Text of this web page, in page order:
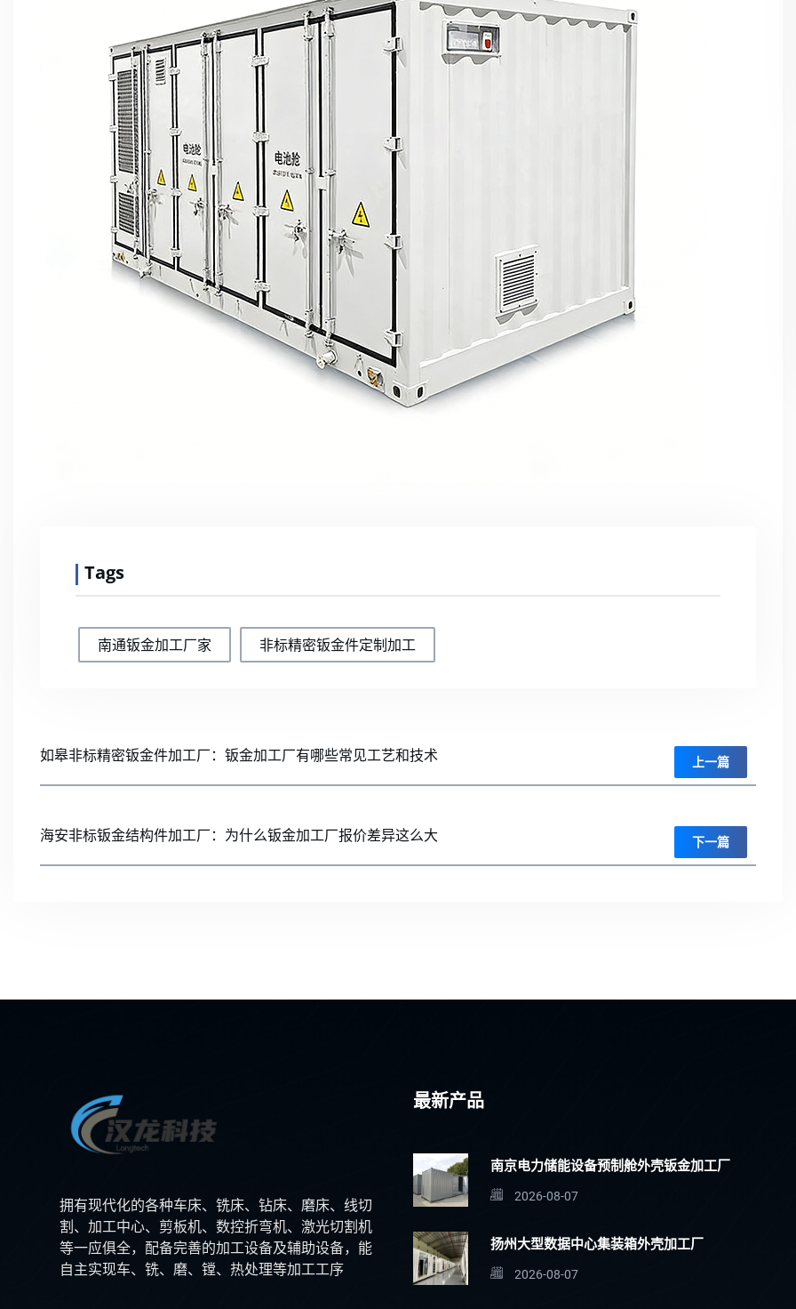
Tags
南通钣金加工厂家 非标精密钣金件定制加工
上一篇
如皋非标精密钣金件加工厂：钣金加工厂有哪些常见工艺和技术
下一篇
海安非标钣金结构件加工厂：为什么钣金加工厂报价差异这么大
拥有现代化的各种车床、铣床、钻床、磨床、线切
割、加工中心、剪板机、数控折弯机、激光切割机
等一应俱全，配备完善的加工设备及辅助设备，能
自主实现车、铣、磨、镗、热处理等加工工序
最新产品
南京电力储能设备预制舱外壳钣金加工厂
2026-08-07
扬州大型数据中心集装箱外壳加工厂
2026-08-07